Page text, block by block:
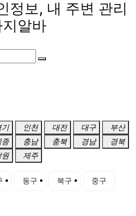
정보, 내 주변 관리
알바
기 인천 대전 대구
부산
충남 충북 경남
경북
원 제주
동구 북구 중구